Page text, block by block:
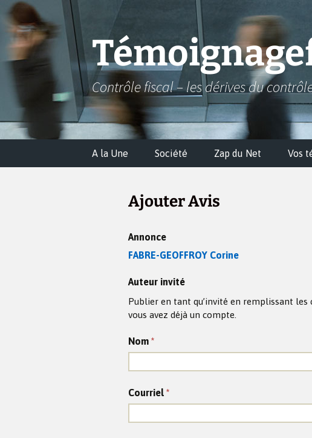
Aller
au
contenu
Contrôle fiscal – les dérives du
A la Une Société Zap du Net Vos
Ajouter Avis
Annonce
FABRE-GEOFFROY Corine
Auteur invité
Publier en tant qu’invité en remplissant les
vous avez déjà un compte.
Nom *
Courriel *